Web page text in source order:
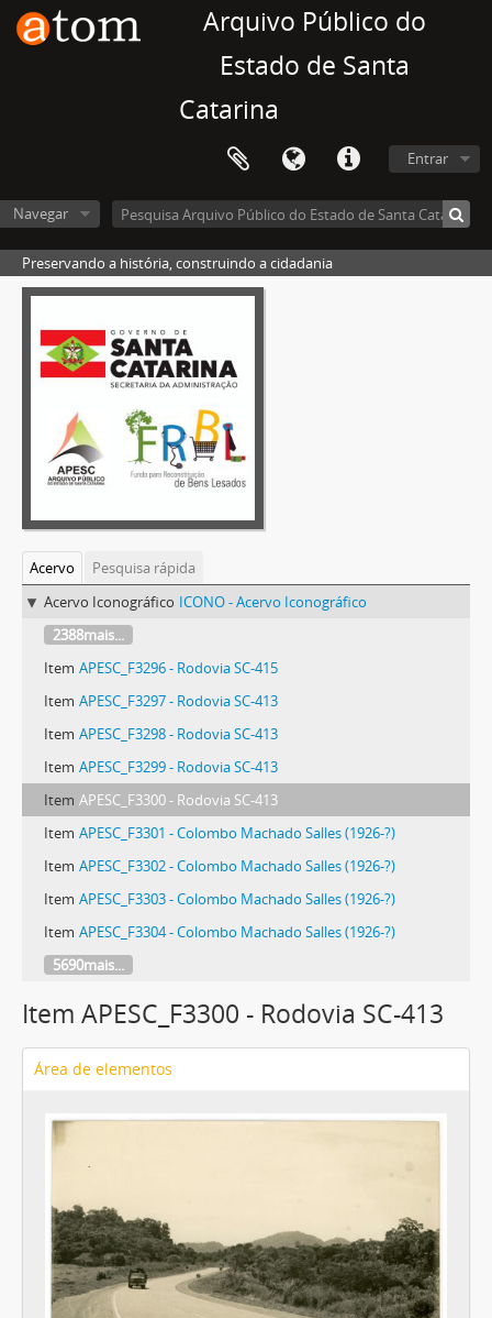
Arquivo Público do
Estado de Santa
Catarina
Entrar
Navegar
Preservando a história, construindo a cidadania
Acervo
Pesquisa rápida
Acervo Iconográfico ICONO - Acervo Iconográfico
2388mais...
Item APESC_F3296 - Rodovia SC-415
Item APESC_F3297 - Rodovia SC-413
Item APESC_F3298 - Rodovia SC-413
Item APESC_F3299 - Rodovia SC-413
Item APESC_F3300 - Rodovia SC-413
Item APESC_F3301 - Colombo Machado Salles (1926-?)
Item APESC_F3302 - Colombo Machado Salles (1926-?)
Item APESC_F3303 - Colombo Machado Salles (1926-?)
Item APESC_F3304 - Colombo Machado Salles (1926-?)
5690mais...
Item APESC_F3300 - Rodovia SC-413
Área de elementos